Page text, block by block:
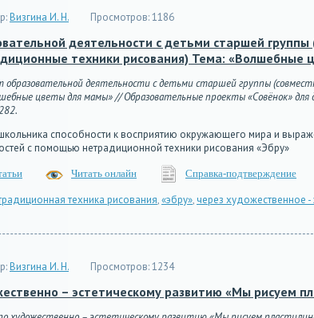
Визгина И. Н. Просмотров:1186
деятельности с детьми старшей
техники рисования) Тема: «Волшебные
образовательной деятельности с детьми старшей группы
цветы для мамы» // Образовательные проекты «Совёнок»
способности к восприятию окружающего мира и
с помощью нетрадиционной техники рисования «Эбру»
Читать онлайн Справка-подтверждение
техника рисования,«эбру»,через художественное -
Визгина И. Н. Просмотров:1234
– эстетическому развитию «Мы рисуем